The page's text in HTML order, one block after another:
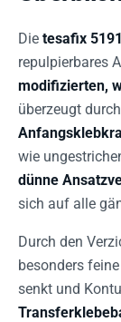
Die tesafix
repulpierbares
modifizierten,
überzeugt durch
wie
dünne
sich auf alle
Durch den
besonders
senkt und